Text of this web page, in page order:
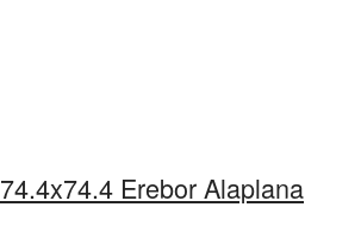
Erebor Alaplana